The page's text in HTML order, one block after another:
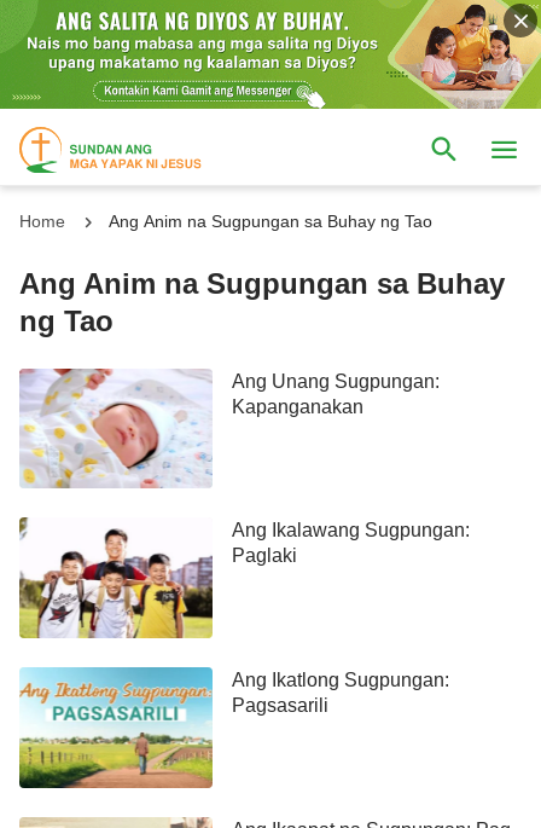
Home Ang Anim na Sugpungan sa Buhay ng Tao
Ang Anim na Sugpungan sa Buhay
ng Tao
Ang Unang Sugpungan:
Kapanganakan
Ang Ikalawang Sugpungan:
Paglaki
Ang Ikatlong Sugpungan:
Pagsasarili